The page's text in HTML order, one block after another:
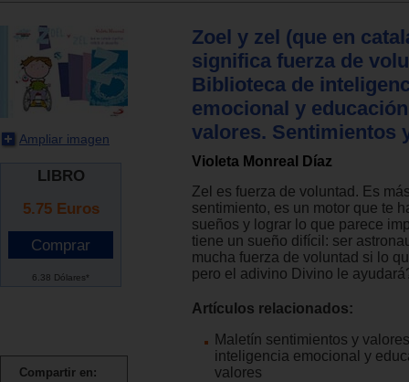
Ampliar imagen
LIBRO
5.75 Euros
6.38 Dólares*
Compartir en:
Zoel y zel (que en
significa fuerza de
Biblioteca de
emocional y
valores. Sentimientos
Violeta Monreal Díaz
Zel es fuerza de voluntad. Es
sentimiento, es un motor que te
sueños y lograr lo que parece
tiene un sueño difícil: ser
mucha fuerza de voluntad si lo
pero el adivino Divino le
Artículos relacionados:
Maletín sentimientos y
inteligencia emocional y
valores